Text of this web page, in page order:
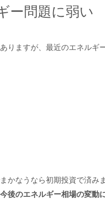
ー問題に弱い
りますが、最近のエネルギ
かなうなら初期投資で済み
今後のエネルギー相場の変動